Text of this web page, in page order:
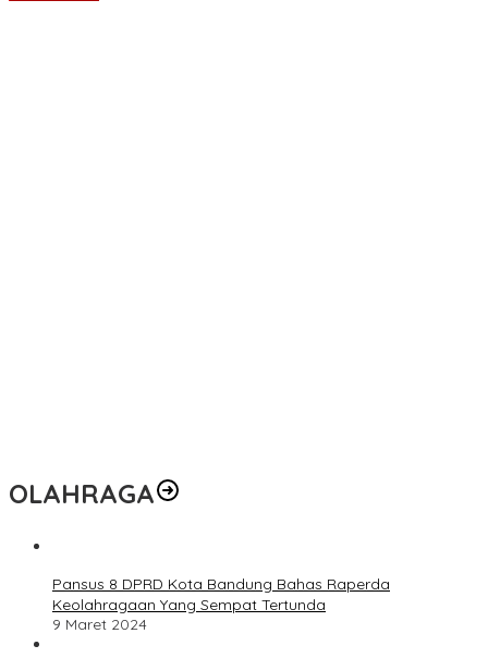
OLAHRAGA
Pansus 8 DPRD Kota Bandung Bahas Raperda
Keolahragaan Yang Sempat Tertunda
9 Maret 2024